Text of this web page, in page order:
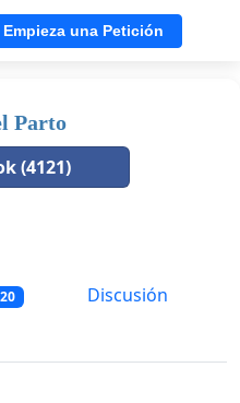
Empieza una Petición
Parto
(4121)
Discusión